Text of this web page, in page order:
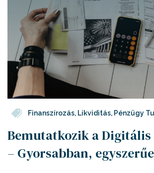
Finanszírozás, Likviditás, Pénzügy
Bemutatkozik a
– Gyorsabban,